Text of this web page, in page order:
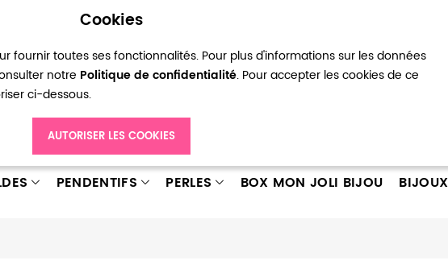
Cookies
fournir toutes ses fonctionnalités. Pour plus d'informations sur les données
notre Politique de confidentialité. Pour accepter les cookies de ce
ci-dessous.
AUTORISER LES COOKIES
Ma liste d’envies Connexion Créer un compte
PENDENTIFS PERLES BOX MON JOLI BIJOU BIJOUX